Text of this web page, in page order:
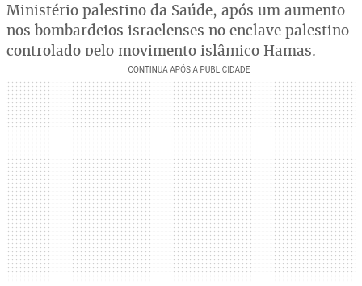
Ministério palestino da Saúde, após um aumento
nos bombardeios israelenses no enclave palestino
controlado pelo movimento islâmico Hamas.